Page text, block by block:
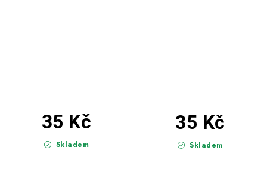
Skladem
35 Kč
Skladem
35 Kč